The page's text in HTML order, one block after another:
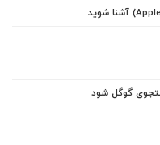
گوگل شود